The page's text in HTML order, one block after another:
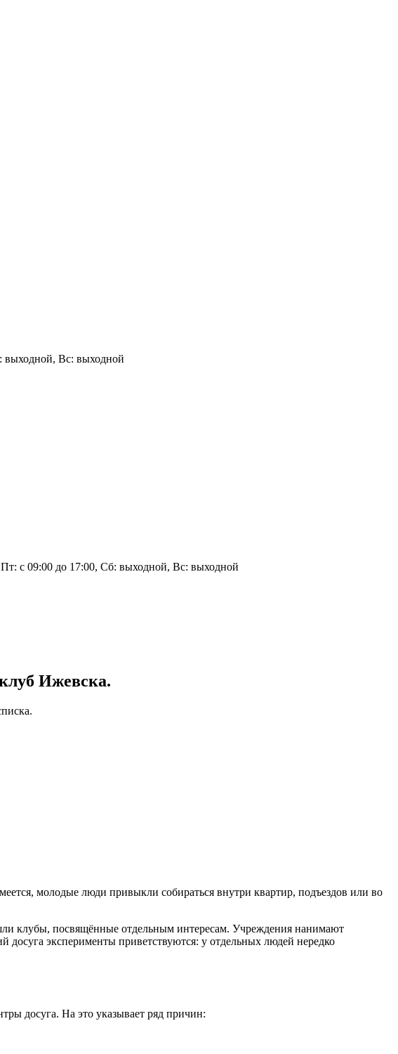
выходной, Вс: выходной
с 09:00 до 17:00, Сб: выходной, Вс: выходной
Ижевска.
молодые люди привыкли собираться внутри квартир, подъездов или во
клубы, посвящённые отдельным интересам. Учреждения нанимают
эксперименты приветствуются: у отдельных людей нередко
досуга. На это указывает ряд причин: